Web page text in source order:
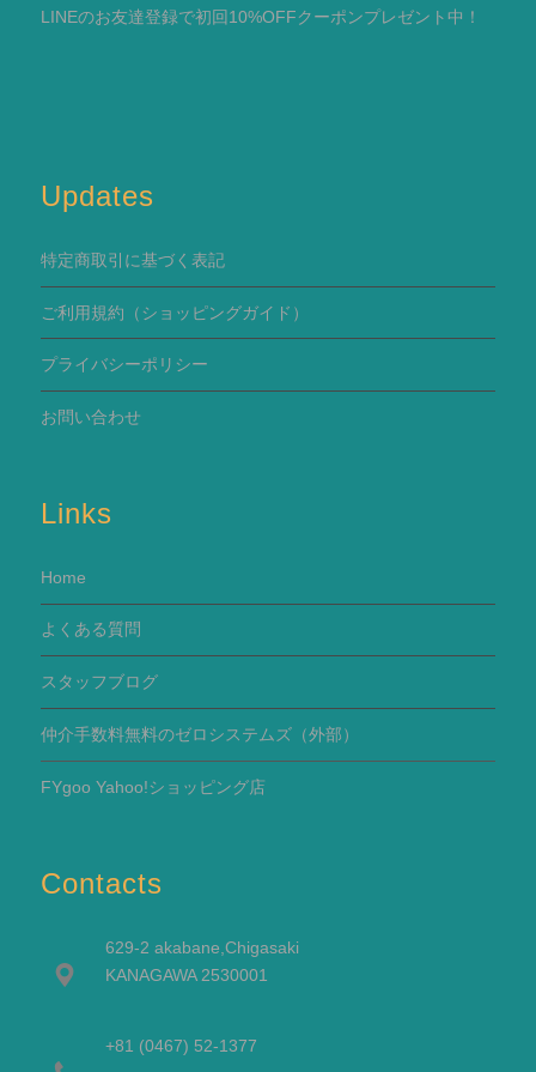
LINEのお友達登録で初回10%OFFクーポンプレゼント中！
Updates
特定商取引に基づく表記
ご利用規約 （ショッピングガイド）
プライバシーポリシー
お問い合わせ
Links
Home
よくある質問
スタッフブログ
仲介手数料無料のゼロシステムズ（外部）
FYgoo Yahoo!ショッピング店
Contacts
629-2 akabane,Chigasaki
KANAGAWA 2530001
+81 (0467) 52-1377